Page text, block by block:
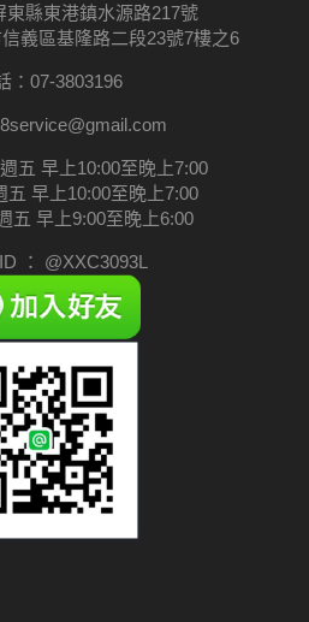
東縣東港鎮水源路217號
義區基隆路二段23號7樓之6
：07-3803196
五 早上10:00至晚上7:00
五 早上10:00至晚上7:00
五 早上9:00至晚上6:00
： @XXC3093L